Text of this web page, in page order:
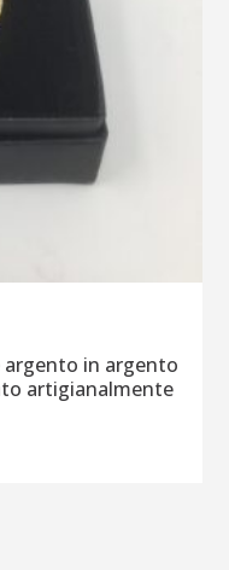
in argento
artigianalmente